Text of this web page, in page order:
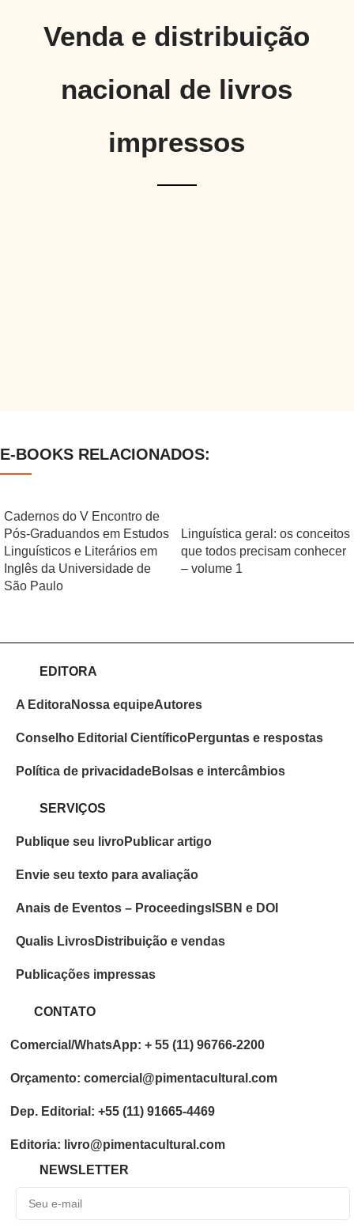
Venda e distribuição
nacional de livros
impressos
E-BOOKS RELACIONADOS:
Cadernos do V Encontro de
Pós-Graduandos em Estudos
Linguísticos e Literários em
Inglês da Universidade de
São Paulo
Linguística geral: os conceitos
que todos precisam conhecer
– volume 1
EDITORA
A EditoraNossa equipeAutores
Conselho Editorial CientíficoPerguntas e respostas
Política de privacidadeBolsas e intercâmbios
SERVIÇOS
Publique seu livroPublicar artigo
Envie seu texto para avaliação
Anais de Eventos – Proceedings ISBN e DOI
Qualis LivrosDistribuição e vendas
Publicações impressas
CONTATO
Comercial/WhatsApp: + 55 (11) 96766-2200
Orçamento: comercial@pimentacultural.com
Dep. Editorial: +55 (11) 91665-4469
Editoria: livro@pimentacultural.com
NEWSLETTER